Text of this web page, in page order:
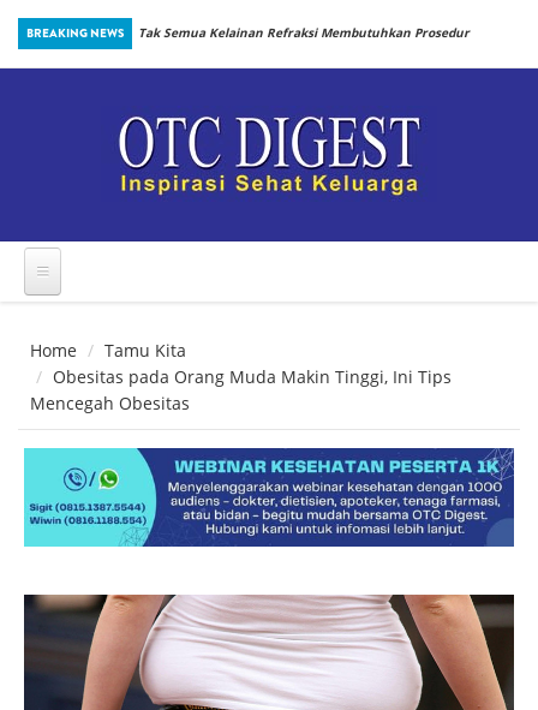
Skip to main content
BREAKING NEWS
Tak Semua Kelainan Refraksi Membutuhkan Prosedur
Penting: Perlindungan Terhadap Dengue saat Anak
Home
Tamu Kita
Obesitas pada Orang Muda Makin Tinggi, Ini Tips
Mencegah Obesitas